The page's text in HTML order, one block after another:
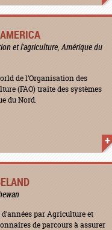
et l'agriculture, Amérique du
de l’Organisation des
(FAO) traite des systèmes
du Nord.
par Agriculture et
de parcours à assurer